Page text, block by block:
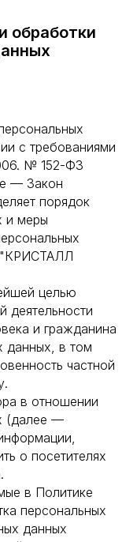
обработки
с требованиями
№ 152-ФЗ
— Закон
порядок
и меры
"КРИСТАЛЛ
целью
деятельности
и гражданина
данных, в том
частной
в отношении
(далее —
о посетителях
в Политике
персональных
данных